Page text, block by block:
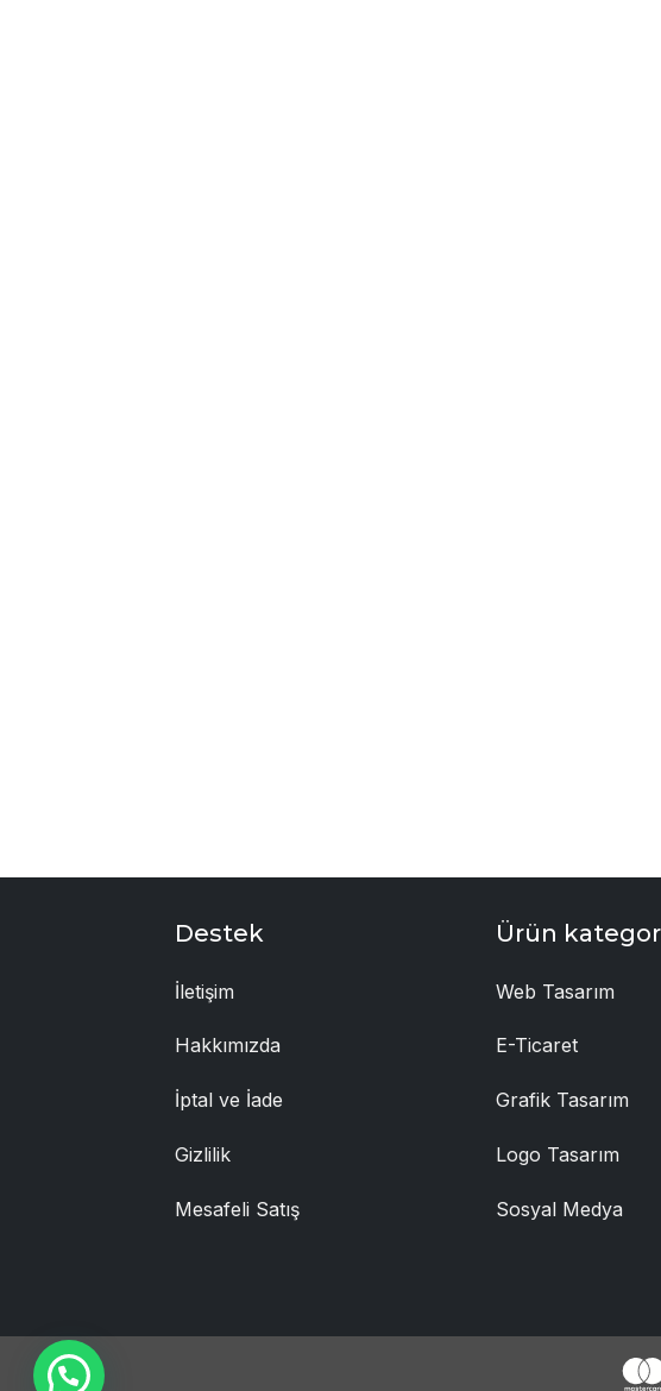
Destek
İletişim
Hakkımızda
İptal ve İade
Gizlilik
Mesafeli Satış
Ürün
Web Tasarım
E-Ticaret
Grafik Tasarım
Logo Tasarım
Sosyal Medya